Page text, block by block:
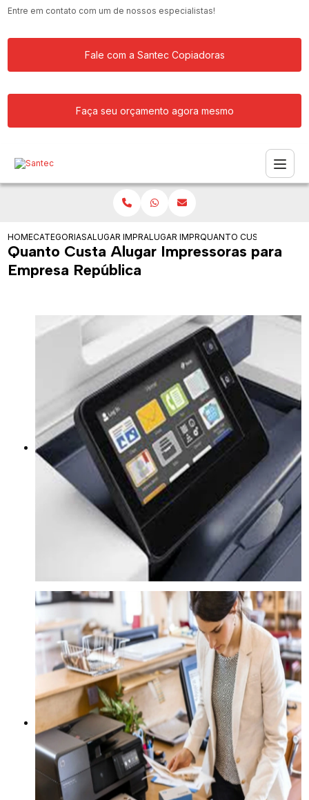
Entre em contato com um de nossos especialistas!
Fale com a Santec Copiadoras
Faça seu orçamento agora mesmo
HOMECATEGORIASALUGAR IMPRESSORAALUGAR IMPRESSORASQUANTO CUSTA ALUGAR
Quanto Custa Alugar Impressoras para
Empresa República